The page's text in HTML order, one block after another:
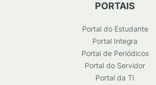
PORTAIS
Portal do Estudante
Portal Integra
Portal de Periódicos
Portal do Servidor
Portal da TI